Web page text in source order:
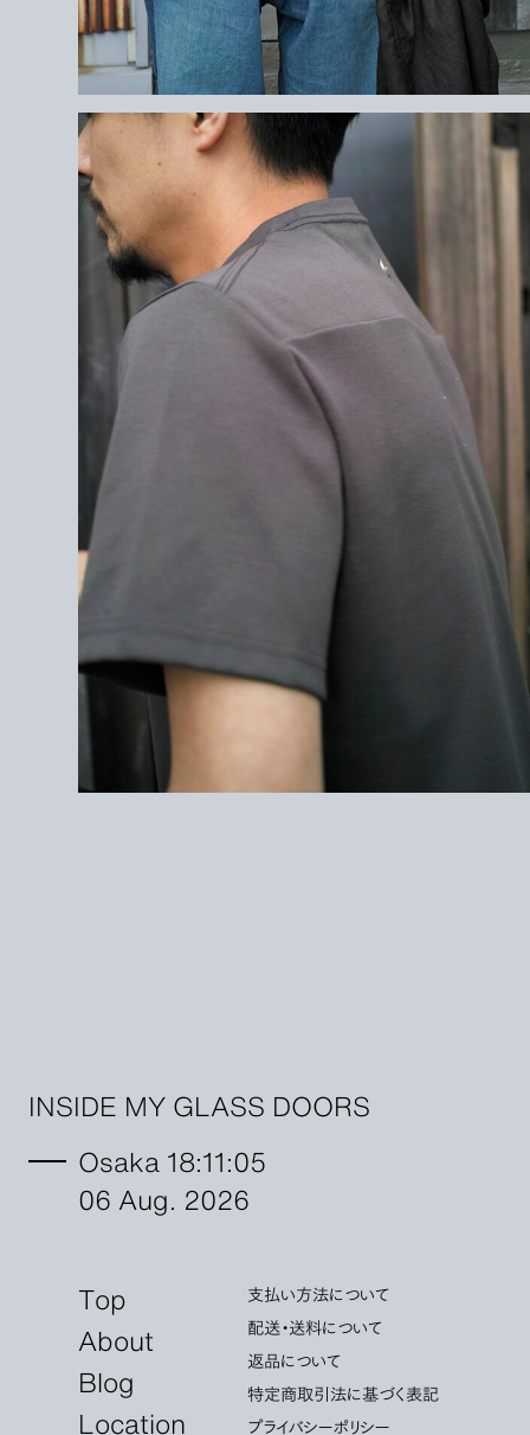
INSIDE MY GLASS DOORS
Osaka 18:11:07
06 Aug. 2026
Top
About
Blog
Location
支払い方法について
配送・送料について
返品について
特定商取引法に基づく表記
プライバシーポリシー